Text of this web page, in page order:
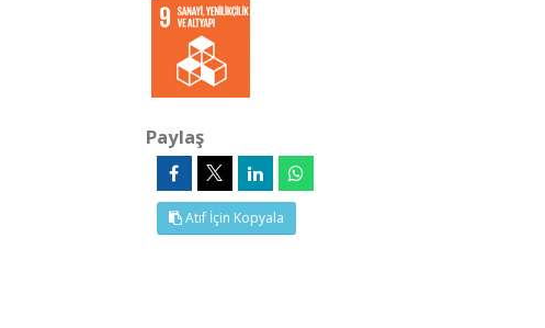
Paylaş
Atıf İçin Kopyala